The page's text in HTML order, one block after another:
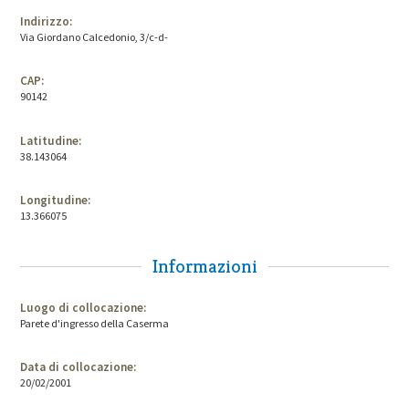
Indirizzo:
Via Giordano Calcedonio, 3/c-d-
CAP:
90142
Latitudine:
38.143064
Longitudine:
13.366075
Informazioni
Luogo di collocazione:
Parete d'ingresso della Caserma
Data di collocazione:
20/02/2001